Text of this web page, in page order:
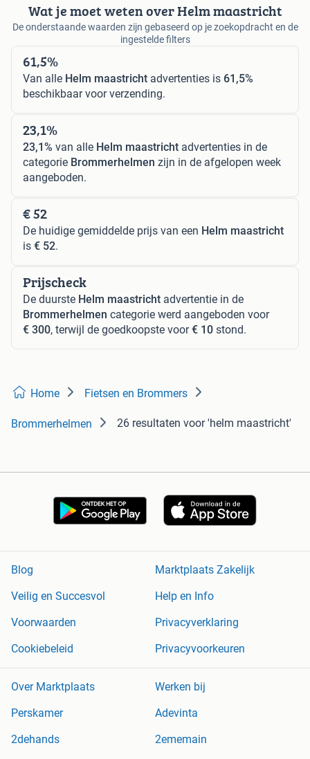
Wat je moet weten over Helm maastricht
De onderstaande waarden zijn gebaseerd op je zoekopdracht en de
ingestelde filters
61,5%
Van alle Helm maastricht advertenties is 61,5%
beschikbaar voor verzending.
23,1%
23,1% van alle Helm maastricht advertenties in de
categorie Brommerhelmen zijn in de afgelopen week
aangeboden.
€ 52
De huidige gemiddelde prijs van een Helm maastricht
is € 52.
Prijscheck
De duurste Helm maastricht advertentie in de
Brommerhelmen categorie werd aangeboden voor
€ 300, terwijl de goedkoopste voor€ 10 stond.
Home Fietsen en Brommers
Brommerhelmen 26 resultaten voor 'helm maastricht'
Blog
Marktplaats Zakelijk
Veilig en Succesvol
Help en Info
Voorwaarden
Privacyverklaring
Cookiebeleid
Privacyvoorkeuren
Over Marktplaats
Werken bij
Perskamer
Adevinta
2dehands
2ememain